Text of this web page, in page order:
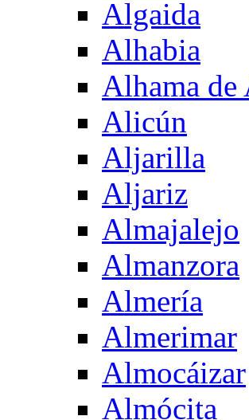
Algaida
Alhabia
Alhama de
Alicún
Aljarilla
Aljariz
Almajalejo
Almanzora
Almería
Almerimar
Almocáizar
Almócita